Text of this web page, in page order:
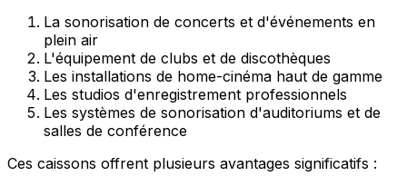
La sonorisation de concerts et d'événements en
plein air
L'équipement de clubs et de discothèques
Les installations de home-cinéma haut de gamme
Les studios d'enregistrement professionnels
Les systèmes de sonorisation d'auditoriums et de
salles de conférence
Ces caissons offrent plusieurs avantages significatifs :